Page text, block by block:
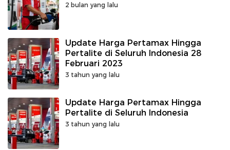
2 bulan yang lalu
Update Harga Pertamax Hingga
Pertalite di Seluruh Indonesia 28
Februari 2023
3 tahun yang lalu
Update Harga Pertamax Hingga
Pertalite di Seluruh Indonesia
3 tahun yang lalu